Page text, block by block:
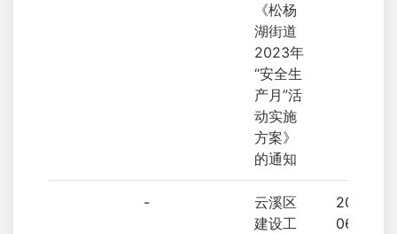
《松杨
湖街道
2023年
“安全生
产月”活
动实施
方案》
的通知
-
云溪区
建设工
2023-
06-05